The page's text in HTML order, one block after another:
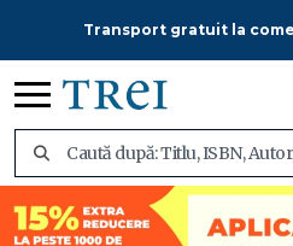
Transport gratuit la